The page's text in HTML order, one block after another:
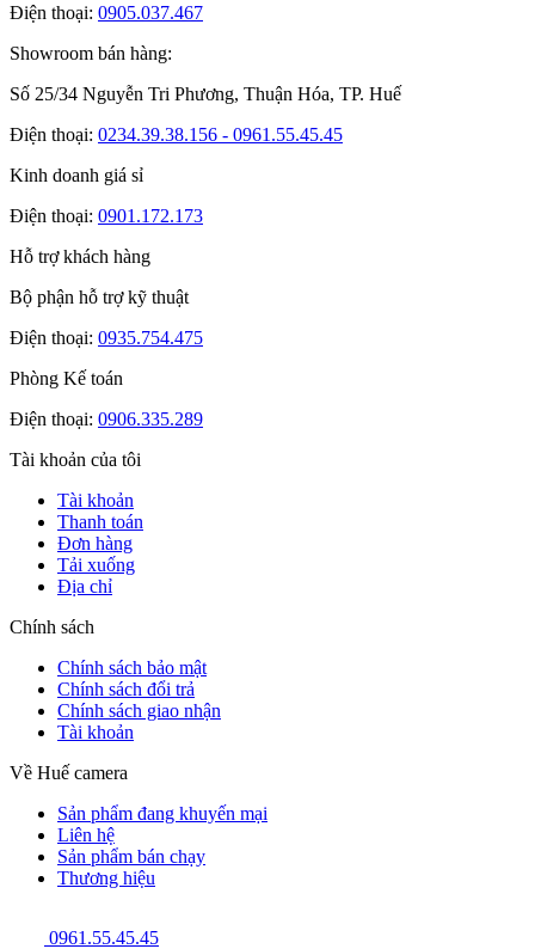
Điện thoại: 0905.037.467
Showroom bán hàng:
Số 25/34 Nguyễn Tri Phương, Thuận Hóa, TP. Huế
Điện thoại: 0234.39.38.156 - 0961.55.45.45
Kinh doanh giá sỉ
Điện thoại: 0901.172.173
Hỗ trợ khách hàng
Bộ phận hỗ trợ kỹ thuật
Điện thoại: 0935.754.475
Phòng Kế toán
Điện thoại: 0906.335.289
Tài khoản của tôi
Tài khoản
Thanh toán
Đơn hàng
Tải xuống
Địa chỉ
Chính sách
Chính sách bảo mật
Chính sách đổi trả
Chính sách giao nhận
Tài khoản
Về Huế camera
Sản phẩm đang khuyến mại
Liên hệ
Sản phẩm bán chạy
Thương hiệu
0961.55.45.45